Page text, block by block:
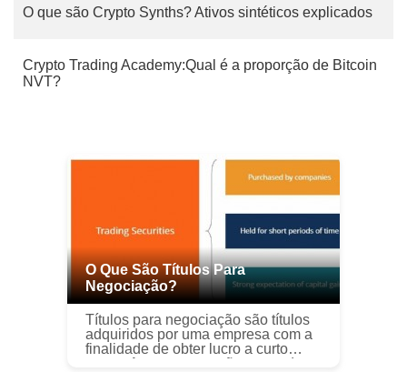
O que são Crypto Synths? Ativos sintéticos explicados
Crypto Trading Academy:Qual é a proporção de Bitcoin
NVT?
O Que São Títulos Para
Negociação?
Títulos para negociação são títulos
adquiridos por uma empresa com a
finalidade de obter lucro a curto
prazo. As empresas não pretendem